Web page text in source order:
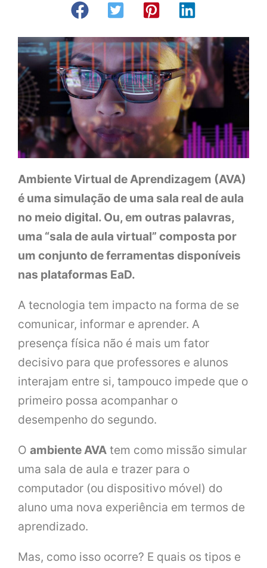
Ambiente Virtual de Aprendizagem (AVA)
é uma simulação de uma sala real de aula
no meio digital. Ou, em outras palavras,
uma “sala de aula virtual” composta por
um conjunto de ferramentas disponíveis
nas plataformas EaD.
A tecnologia tem impacto na forma de se
comunicar, informar e aprender. A
presença física não é mais um fator
decisivo para que professores e alunos
interajam entre si, tampouco impede que o
primeiro possa acompanhar o
desempenho do segundo.
Oambiente AVA tem como missão simular
uma sala de aula e trazer para o
computador (ou dispositivo móvel) do
aluno uma nova experiência em termos de
aprendizado.
Mas, como isso ocorre? E quais os tipos e